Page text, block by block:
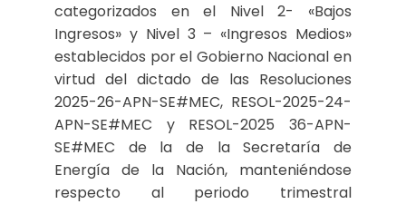
categorizados en el Nivel 2- «Bajos
Ingresos» y Nivel 3 – «Ingresos Medios»
establecidos por el Gobierno Nacional en
virtud del dictado de las Resoluciones
2025-26-APN-SE#MEC, RESOL-2025-24-
APN-SE#MEC y RESOL-2025 36-APN-
SE#MEC de la de la Secretaría de
Energía de la Nación, manteniéndose
respecto al periodo trimestral